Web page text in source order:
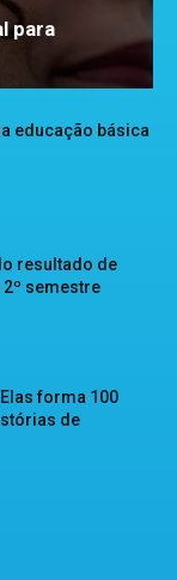
para
educação básica
resultado de
semestre
forma 100
de